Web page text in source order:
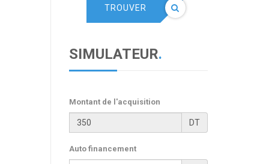
TROUVER
SIMULATEUR.
Montant de l'acquisition
DT
Auto financement